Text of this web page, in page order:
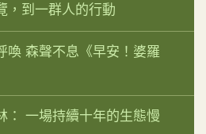
，到一群人的行動
喚 森聲不息《早安！婆羅
： 一場持續十年的生態慢